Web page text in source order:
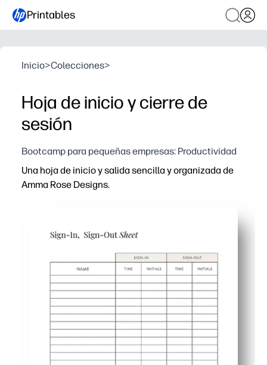
Printables
Inicio>Colecciones>
Hoja de inicio y cierre de
sesión
Bootcamp para pequeñas empresas: Productividad
Una hoja de inicio y salida sencilla y organizada de
Amma Rose Designs.